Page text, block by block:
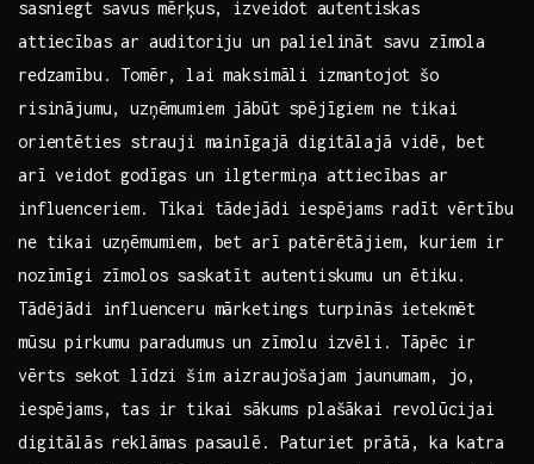
sasniegt⁣ savus mērķus, izveidot ⁤autentiskas
attiecības ar auditoriju un palielināt savu zīmola
redzamību. Tomēr, lai maksimāli‌ izmantojot šo
risinājumu, uzņēmumiem jābūt spējīgiem ne tikai
orientēties⁤ strauji mainīgajā digitālajā vidē, bet
arī veidot godīgas un ‌ilgtermiņa attiecības ar
influenceriem. Tikai tādejādi iespējams ⁢radīt vērtību
ne tikai uzņēmumiem, bet arī patērētājiem, kuriem ir
nozīmīgi zīmolos saskatīt autentiskumu un ⁢ētiku.
Tādējādi influenceru mārketings turpinās‍ ietekmēt
mūsu pirkumu ‌paradumus un zīmolu izvēli. Tāpēc ir
vērts sekot līdzi šim aizraujošajam ‍jaunumam, jo,
iespējams, tas ir tikai sākums ‌plašākai revolūcijai
digitālās reklāmas ​pasaulē. Paturiet prātā, ka katra